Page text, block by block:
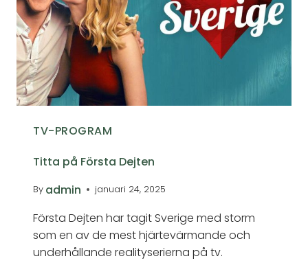
TV-PROGRAM
Titta på Första Dejten
By admin januari 24, 2025
Första Dejten har tagit Sverige med storm
som en av de mest hjärtevärmande och
underhållande realityserierna på tv.